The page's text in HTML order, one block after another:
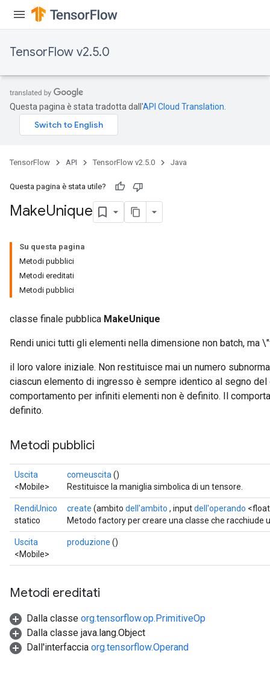
TensorFlow v2.5.0
Questa pagina è stata tradotta dall'API Cloud Translation
TensorFlow API TensorFlow v2.5.0 Java
Questa pagina è stata utile?
MakeUnique
Su questa pagina
Metodi pubblici
Metodi ereditati
Metodi pubblici
classe finale pubblica MakeUnique
Rendi unici tutti gli elementi nella dimensione non batch, ma
il loro valore iniziale. Non restituisce mai un numero
ciascun elemento di ingresso è sempre identico al segno
comportamento per infiniti elementi non è definito. Il
definito.
Metodi pubblici
Uscita
<Mobile>
comeuscita ()
Restituisce la maniglia simbolica di un tensore.
RendiUnico
statico
create (ambito dell'ambito , inputdell'operando
Metodo factory per creare una classe che racchiude
Uscita
<Mobile>
produzione ()
Metodi ereditati
Dalla classe org.tensorflow.op.PrimitiveOp
Dalla classe java.lang.Object
Dall'interfaccia org.tensorflow.Operand